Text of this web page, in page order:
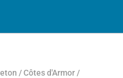
/Côtes d'Armor /